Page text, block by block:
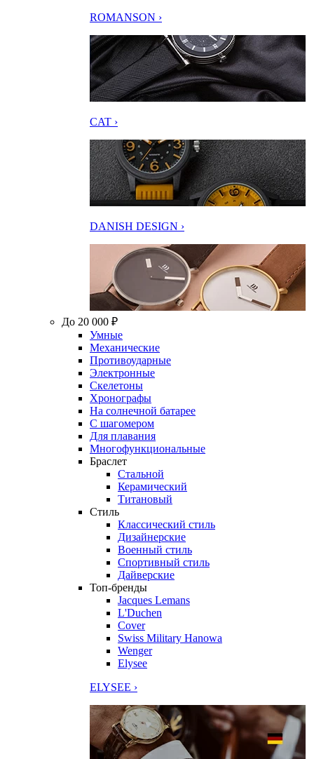
ROMANSON ›
CAT ›
DANISH DESIGN ›
До 20 000 ₽
Умные
Механические
Противоударные
Электронные
Скелетоны
Хронографы
На солнечной батарее
С шагомером
Для плавания
Многофункциональные
Браслет
Стальной
Керамический
Титановый
Стиль
Классический стиль
Дизайнерские
Военный стиль
Спортивный стиль
Дайверские
Топ-бренды
Jacques Lemans
L'Duchen
Cover
Swiss Military Hanowa
Wenger
Elysee
ELYSEE ›